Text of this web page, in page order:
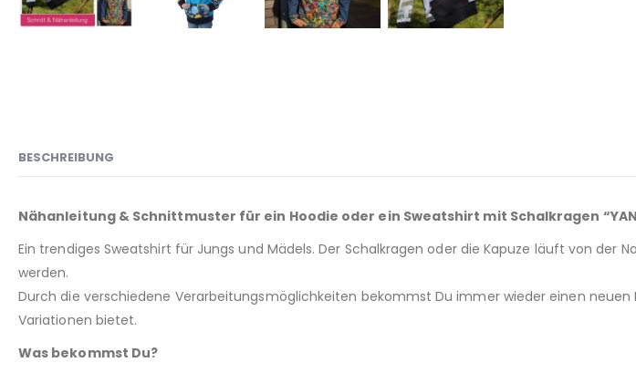
BESCHREIBUNG
Nähanleitung & Schnittmuster für ein Hoodie oder ein Sweatshirt mit Schalkragen
Ein trendiges Sweatshirt für Jungs und Mädels. Der Schalkragen oder die Kapuze läuft von
werden.
Durch die verschiedene Verarbeitungsmöglichkeiten bekommst Du immer wieder einen
Variationen bietet.
Was bekommst Du?